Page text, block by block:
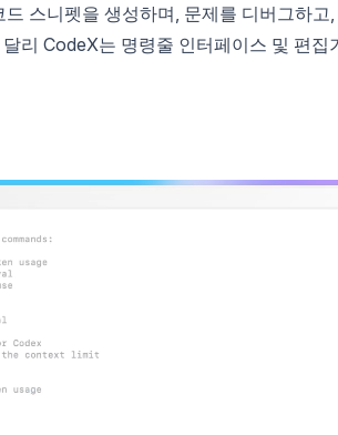
스니펫을 생성하며, 문제를 디버그하고
리 CodeX는 명령줄 인터페이스 및 편집